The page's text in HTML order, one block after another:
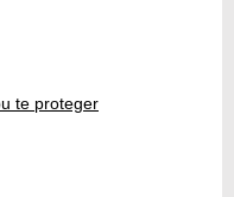
te proteger